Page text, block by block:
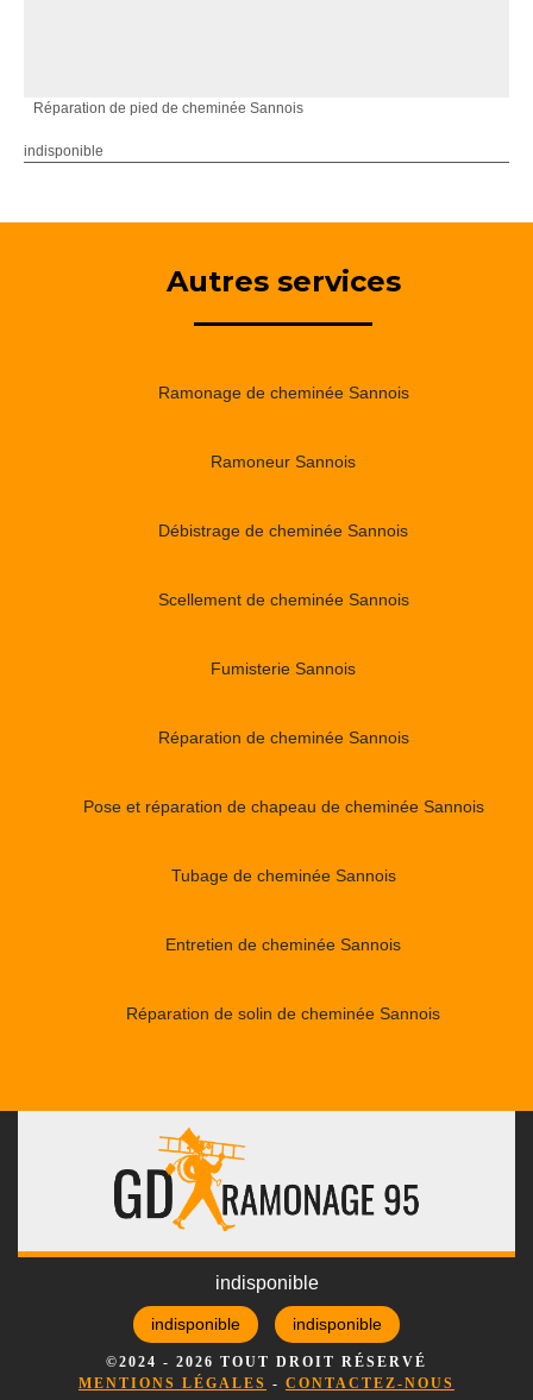
Réparation de pied de cheminée Sannois
indisponible
Autres services
Ramonage de cheminée Sannois
Ramoneur Sannois
Débistrage de cheminée Sannois
Scellement de cheminée Sannois
Fumisterie Sannois
Réparation de cheminée Sannois
Pose et réparation de chapeau de cheminée Sannois
Tubage de cheminée Sannois
Entretien de cheminée Sannois
Réparation de solin de cheminée Sannois
indisponible
indisponible indisponible
©2024 - 2026 TOUT DROIT RÉSERVÉ
MENTIONS LÉGALES - CONTACTEZ-NOUS